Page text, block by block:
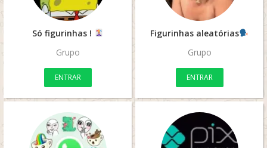
Só figurinhas !
Grupo
ENTRAR
Figurinhas aleatórias
Grupo
ENTRAR